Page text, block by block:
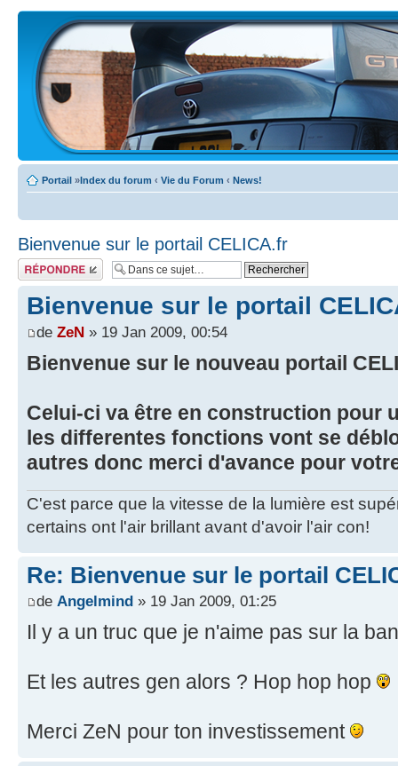
Portail »Index du forum ‹ Vie du Forum ‹ News!
Bienvenue sur le portail CELICA.fr
Écrire un
commentaire
Bienvenue sur le portail
de ZeN » 19 Jan 2009, 00:54
Bienvenue sur le nouveau portail
Celui-ci va être en construction pour
les differentes fonctions vont se
autres donc merci d'avance pour
C'est parce que la vitesse de la lumière est
certains ont l'air brillant avant d'avoir l'air con!
Re: Bienvenue sur le portail
de Angelmind » 19 Jan 2009, 01:25
Il y a un truc que je n'aime pas sur la
Et les autres gen alors ? Hop hop hop
Merci ZeN pour ton investissement